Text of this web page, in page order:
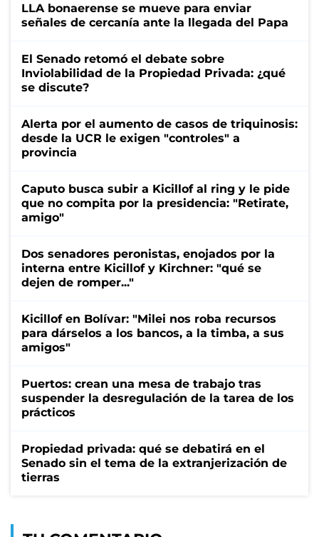
LLA bonaerense se mueve para enviar
señales de cercanía ante la llegada del Papa
El Senado retomó el debate sobre
Inviolabilidad de la Propiedad Privada: ¿qué
se discute?
Alerta por el aumento de casos de triquinosis:
desde la UCR le exigen "controles" a
provincia
Caputo busca subir a Kicillof al ring y le pide
que no compita por la presidencia: "Retirate,
amigo"
Dos senadores peronistas, enojados por la
interna entre Kicillof y Kirchner: "qué se
dejen de romper..."
Kicillof en Bolívar: "Milei nos roba recursos
para dárselos a los bancos, a la timba, a sus
amigos"
Puertos: crean una mesa de trabajo tras
suspender la desregulación de la tarea de los
prácticos
Propiedad privada: qué se debatirá en el
Senado sin el tema de la extranjerización de
tierras